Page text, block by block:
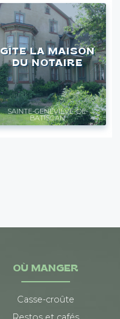
GÎTE LA MAISON
DU NOTAIRE
SAINTE-GENEVIÈVE-DE-
BATISCAN
OÙ MANGER
Casse-croûte